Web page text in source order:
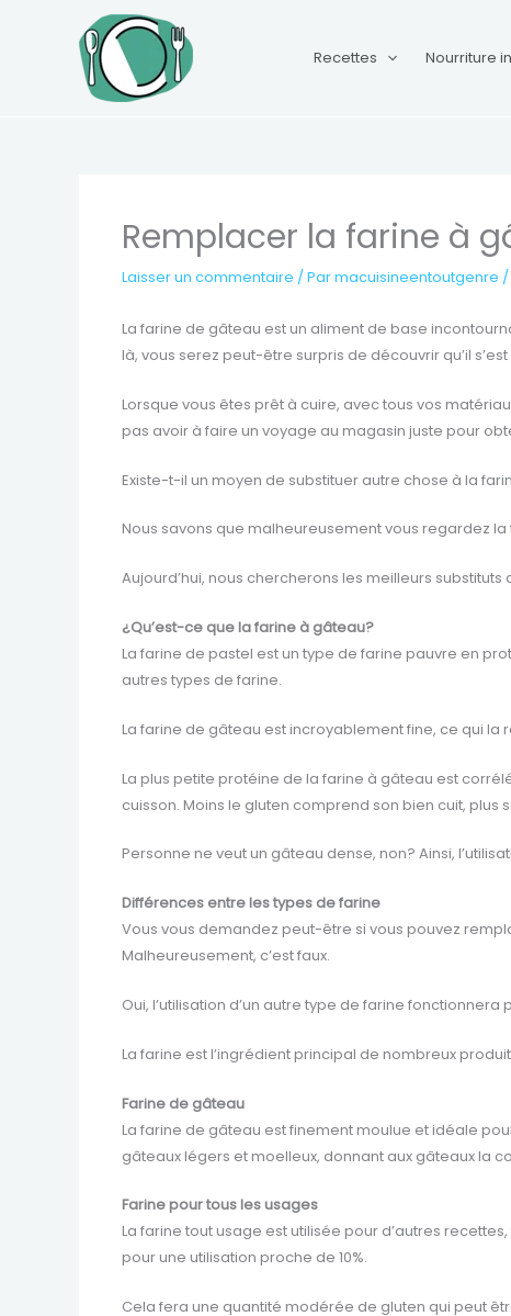
Recettes Nourriture
Remplacer la farine à
Laisser un commentaire / Parmacuisineentoutgenre /
La farine de gâteau est un aliment de base
là, vous serez peut-être surpris de découvrir qu’il
Lorsque vous êtes prêt à cuire, avec tous vos
pas avoir à faire un voyage au magasin juste pour
Existe-t-il un moyen de substituer autre chose à la
Nous savons que malheureusement vous regardez
Aujourd’hui, nous chercherons les meilleurs
¿Qu’est-ce que la farine à gâteau?
La farine de pastel est un type de farine pauvre en
autres types de farine.
La farine de gâteau est incroyablement fine, ce qui la
La plus petite protéine de la farine à gâteau est
cuisson. Moins le gluten comprend son bien cuit,
Personne ne veut un gâteau dense, non? Ainsi,
Différences entre les types de farine
Vous vous demandez peut-être si vous pouvez
Malheureusement, c’est faux.
Oui, l’utilisation d’un autre type de farine
La farine est l’ingrédient principal de nombreux
Farine de gâteau
La farine de gâteau est finement moulue et idéale
gâteaux légers et moelleux, donnant aux gâteaux la
Farine pour tous les usages
La farine tout usage est utilisée pour d’autres
pour une utilisation proche de 10%.
Cela fera une quantité modérée de gluten qui peut